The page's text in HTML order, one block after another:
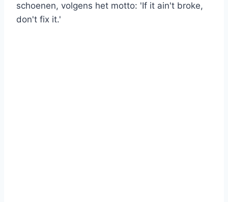
schoenen, volgens het motto: 'If it ain't broke,
don't fix it.'